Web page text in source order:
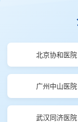
北京协和医院
广州中山医院
武汉同济医院